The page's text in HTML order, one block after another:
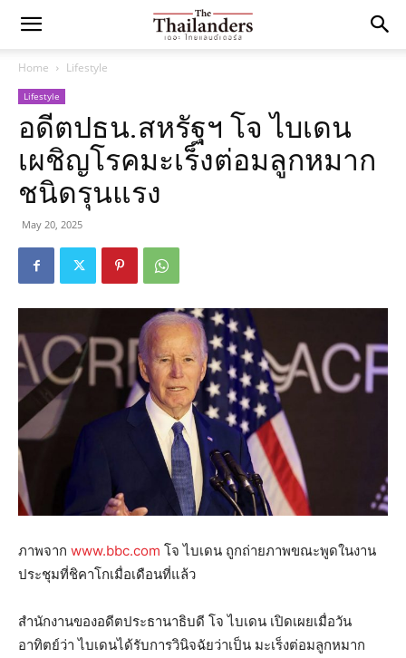
Home Lifestyle
Lifestyle
อดีตปธน.สหรัฐฯ โจ ไบเดน
เผชิญโรคมะเร็งต่อมลูกหมาก
ชนิดรุนแรง
May 20, 2025
ภาพจาก www.bbc.com โจ ไบเดน ถูกถ่ายภาพขณะพูดในงาน
ประชุมที่ชิคาโกเมื่อเดือนที่แล้ว
สำนักงานของอดีตประธานาธิบดี โจ ไบเดน เปิดเผยเมื่อวัน
อาทิตย์ว่า ไบเดนได้รับการวินิจฉัยว่าเป็น มะเร็งต่อมลูกหมาก